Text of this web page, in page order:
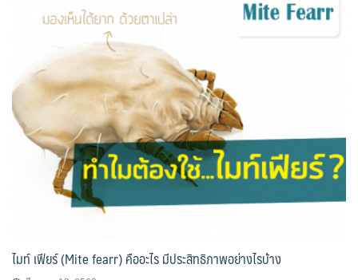
ไมท์ เฟียร์ (Mite fearr) คืออะไร มีประสิทธิภาพอย่างไรบ้าง